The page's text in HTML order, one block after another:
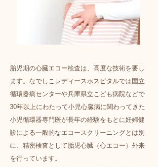
胎児期の心臓エコー検査は、高度な技術を要し
ます。なでしこレディースホスピタルでは国立
循環器病センターや兵庫県立こども病院などで
30年以上にわたって小児心臓病に関わってきた
小児循環器専門医が長年の経験をもとに妊婦健
診による一般的なエコースクリーニングとは別
に、精密検査として胎児心臓（心エコー）外来
を行っています。